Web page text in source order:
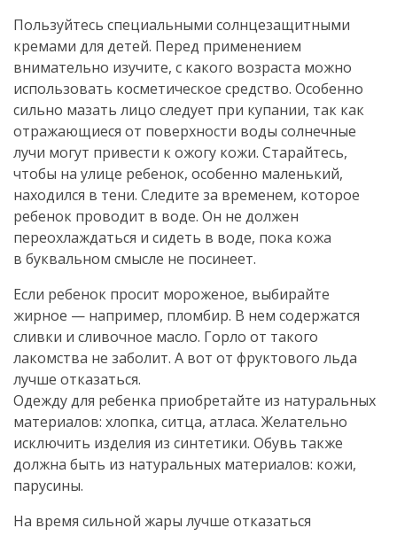
Пользуйтесь специальными солнцезащитными
кремами для детей. Перед применением
внимательно изучите, с какого возраста можно
использовать косметическое средство. Особенно
сильно мазать лицо следует при купании, так как
отражающиеся от поверхности воды солнечные
лучи могут привести к ожогу кожи. Старайтесь,
чтобы на улице ребенок, особенно маленький,
находился в тени. Следите за временем, которое
ребенок проводит в воде. Он не должен
переохлаждаться и сидеть в воде, пока кожа
в буквальном смысле не посинеет.
Если ребенок просит мороженое, выбирайте
жирное — например, пломбир. В нем содержатся
сливки и сливочное масло. Горло от такого
лакомства не заболит. А вот от фруктового льда
лучше отказаться.
Одежду для ребенка приобретайте из натуральных
материалов: хлопка, ситца, атласа. Желательно
исключить изделия из синтетики. Обувь также
должна быть из натуральных материалов: кожи,
парусины.
На время сильной жары лучше отказаться